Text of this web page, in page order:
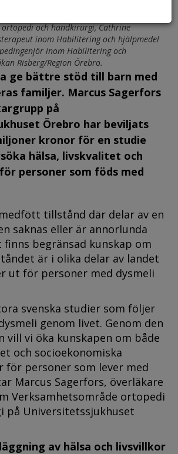
och handkirurgi, Cathrine
inom Habilitering och hjälpmedel
inom Habilitering och
Risberg/Region Örebro.
ge bättre stöd till barn med
familjer. Marcus Sagerfors
på
Örebro har beviljats
kronor för en studie
hälsa, livskvalitet och
personer som föds med
tillstånd där delar av en
saknas eller är annorlunda
finns begränsad kunskap om
är i olika delar av landet
ut för personer med dysmeli
svenska studier som följer
genom livet. Genom den
vill vi öka kunskapen om både
och socioekonomiska
personer som lever med
Marcus Sagerfors, överläkare
Verksamhetsområde ortopedi
på Universitetssjukhuset
av hälsa och livsvillkor